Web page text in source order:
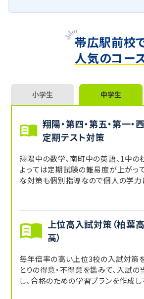
帯広駅前校
人気のコー
小学生 中学生
翔陽・第四・第五・第一・
定期テスト対策
翔陽中の数学、南町中の英語、1中の
よっては定期試験の難易度が上がって
な対策も個別指導なので個人の学力
上位高入試対策（柏葉
高）
毎年倍率の高い上位3校の入試対策
とりの得意・不得意を鑑みて、入試
し、合格のための学習プランを作成し